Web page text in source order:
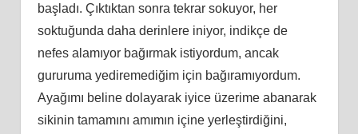
başladı. Çıktıktan sonra tekrar sokuyor, her
soktuğunda daha derinlere iniyor, indikçe de
nefes alamıyor bağırmak istiyordum, ancak
gururuma yediremediğim için bağıramıyordum.
Ayağımı beline dolayarak iyice üzerime abanarak
sikinin tamamını amımın içine yerleştirdiğini,